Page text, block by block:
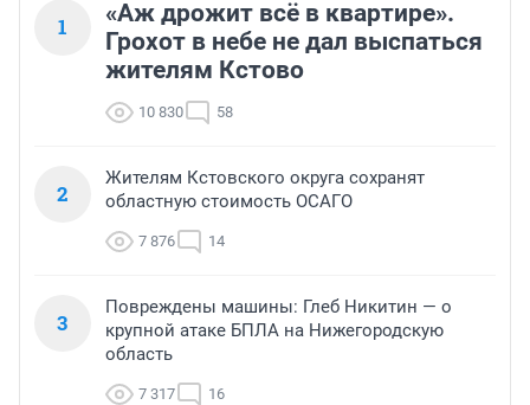
1
«Аж дрожит всё в квартире».
Грохот в небе не дал выспаться
жителям Кстово
10 830 58
2
Жителям Кстовского округа сохранят
областную стоимость ОСАГО
7 876 14
3
Повреждены машины: Глеб Никитин — о
крупной атаке БПЛА на Нижегородскую
область
7 317 16